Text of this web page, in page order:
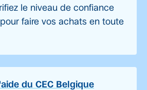
le niveau de confiance
faire vos achats en toute
du CEC Belgique